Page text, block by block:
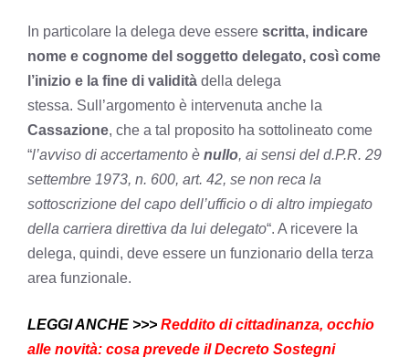
In particolare la delega deve essere scritta, indicare
nome e cognome del soggetto delegato, così come
l’inizio e la fine di validità della delega
stessa. Sull’argomento è intervenuta anche la
Cassazione, che a tal proposito ha sottolineato come
“l’avviso di accertamento è nullo, ai sensi del d.P.R. 29
settembre 1973, n. 600, art. 42, se non reca la
sottoscrizione del capo dell’ufficio o di altro impiegato
della carriera direttiva da lui delegato“. A ricevere la
delega, quindi, deve essere un funzionario della terza
area funzionale.
LEGGI ANCHE >>> Reddito di cittadinanza, occhio
alle novità: cosa prevede il Decreto Sostegni